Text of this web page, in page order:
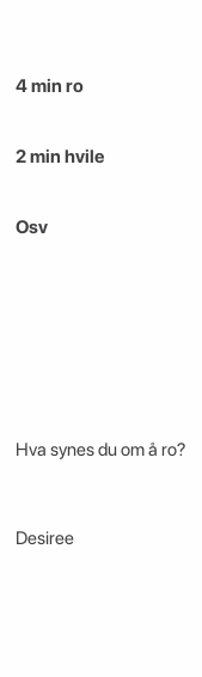
4 min ro
2 min hvile
Osv
Hva synes du om å ro?
Desiree